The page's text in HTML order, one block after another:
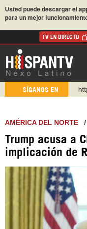
Usted puede descargar el
para un mejor
TV EN DIRECTO
SÍGANOS EN
AMÉRICA DEL NORTE
Trump acusa a
implicación de